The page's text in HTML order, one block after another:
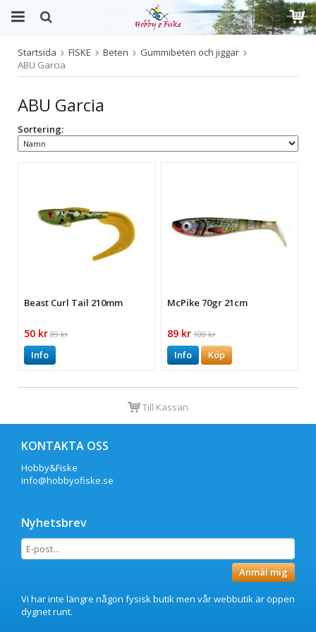
Startsida FISKE Beten
Gummibeten och jiggar
ABU Garcia
ABU Garcia
Sortering:
Beast Curl Tail 210mm
50 kr 89 kr
Info
McPike 70gr 21cm
89 kr 100 kr
Info Köp
Till Kassan
KONTAKTA OSS
Hobby&Fiske
info@hobbyofiske.se
Nyhetsbrev
Anmäl mig
Vi har inte längre någon fysisk butik men vår webbutik är öppen
dygnet runt.